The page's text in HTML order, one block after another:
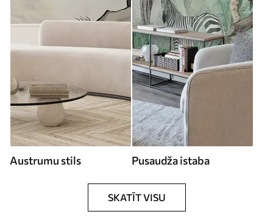
Austrumu stils Pusaudža istaba
SKATĪT VISU